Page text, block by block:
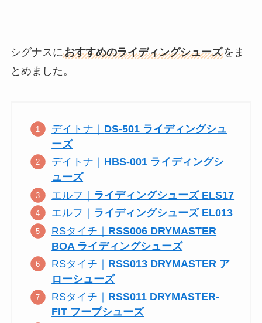
シグナスにおすすめのライディングシューズをま
とめました。
デイトナ｜ DS-501 ライディングシュ
ーズ
デイトナ｜ HBS-001 ライディングシ
ューズ
エルフ｜ ライディングシューズ ELS17
エルフ｜ ライディングシューズ EL013
RSタイチ｜ RSS006 DRYMASTER
BOA ライディングシューズ
RSタイチ｜ RSS013 DRYMASTER ア
ローシューズ
RSタイチ｜ RSS011 DRYMASTER-
FIT フープシューズ